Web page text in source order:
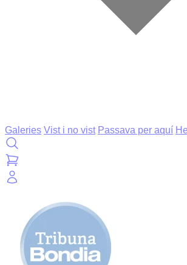
Galeries Vist i no vist Passava per aquí